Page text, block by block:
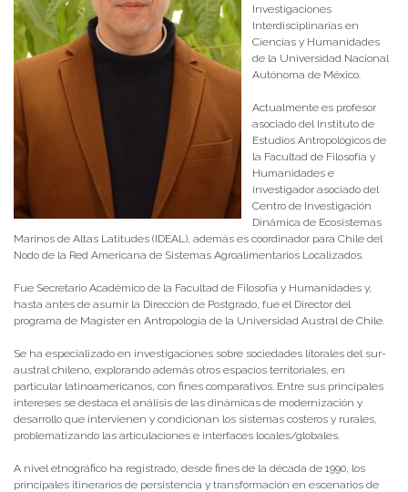
Investigaciones
Interdisciplinarias en
Ciencias y Humanidades
de la Universidad Nacional
Autónoma de México.
Actualmente es profesor
asociado del Instituto de
Estudios Antropológicos de
la Facultad de Filosofía y
Humanidades e
investigador asociado del
Centro de Investigación
Dinámica de Ecosistemas
Marinos de Altas Latitudes (IDEAL), además es coordinador para Chile del
Nodo de la Red Americana de Sistemas Agroalimentarios Localizados.
Fue Secretario Académico de la Facultad de Filosofía y Humanidades y,
hasta antes de asumir la Dirección de Postgrado, fue el Director del
programa de Magíster en Antropología de la Universidad Austral de Chile.
Se ha especializado en investigaciones sobre sociedades litorales del sur-
austral chileno, explorando además otros espacios territoriales, en
particular latinoamericanos, con fines comparativos. Entre sus principales
intereses se destaca el análisis de las dinámicas de modernización y
desarrollo que intervienen y condicionan los sistemas costeros y rurales,
problematizando las articulaciones e interfaces locales/globales.
A nivel etnográfico ha registrado, desde fines de la década de 1990, los
principales itinerarios de persistencia y transformación en escenarios de